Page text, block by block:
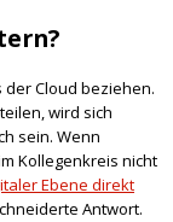
Cloud beziehen.
wird sich
sein. Wenn
Kollegenkreis nicht
Ebene direkt
Antwort.